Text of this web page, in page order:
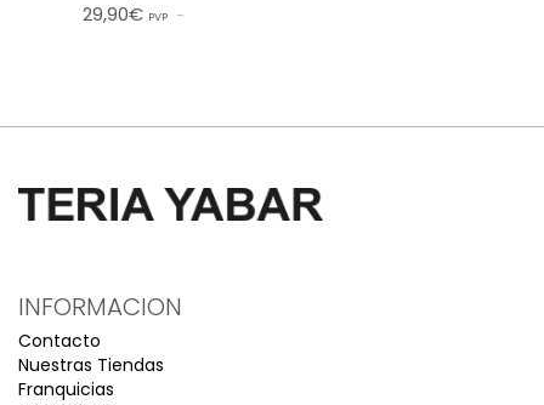
29,90€ PVP
INFORMACION
Contacto
Nuestras Tiendas
Franquicias